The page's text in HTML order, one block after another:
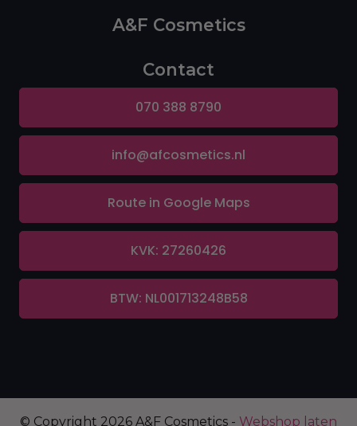
A&F Cosmetics
Contact
070 388 8790
info@afcosmetics.nl
Route in Google Maps
KVK: 27260426
BTW: NL001713248B58
© Copyright 2026 A&F Cosmetics - Webshop laten